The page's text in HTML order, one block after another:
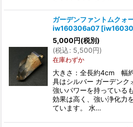
ガーデンファントムクォ
iw160306a07 [
5,000円(税別)
(税込: 5,500円)
在庫わずか
大きさ：全長約4cm 幅
具はシルバー ガーデンク
強いパワーを持っている
効果は高く、強い浄化力
ています。 水…